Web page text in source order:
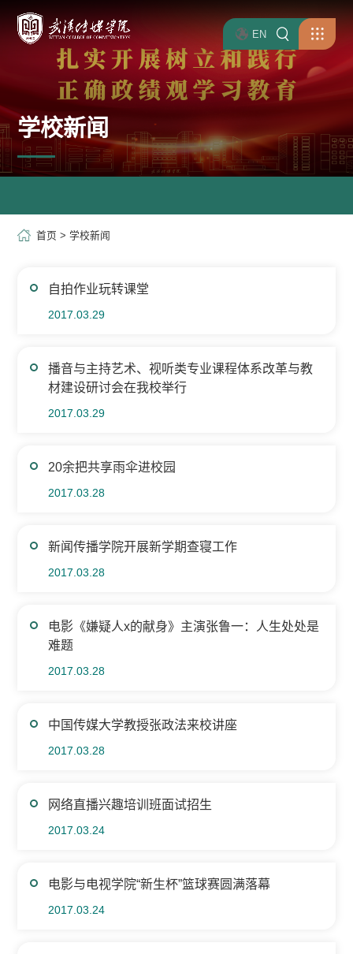
EN
学校新闻
首页 >学校新闻
自拍作业玩转课堂
2017.03.29
播音与主持艺术、视听类专业课程体系改革与教
材建设研讨会在我校举行
2017.03.29
20余把共享雨伞进校园
2017.03.28
新闻传播学院开展新学期查寝工作
2017.03.28
电影《嫌疑人x的献身》主演张鲁一：人生处处是
难题
2017.03.28
中国传媒大学教授张政法来校讲座
2017.03.28
网络直播兴趣培训班面试招生
2017.03.24
电影与电视学院“新生杯”篮球赛圆满落幕
2017.03.24